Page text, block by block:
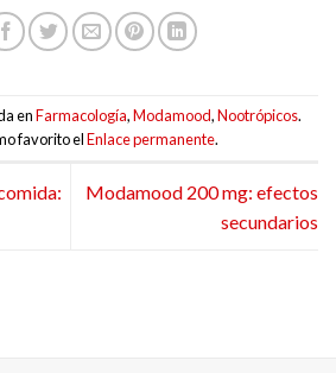
enFarmacología,Modamood,Nootrópicos.
favorito elEnlace permanente.
Modamood 200 mg: efectos
secundarios